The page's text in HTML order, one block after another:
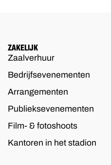
ZAKELIJK
Zaalverhuur
Bedrijfsevenementen
Arrangementen
Publieksevenementen
Film- & fotoshoots
Kantoren in het stadion